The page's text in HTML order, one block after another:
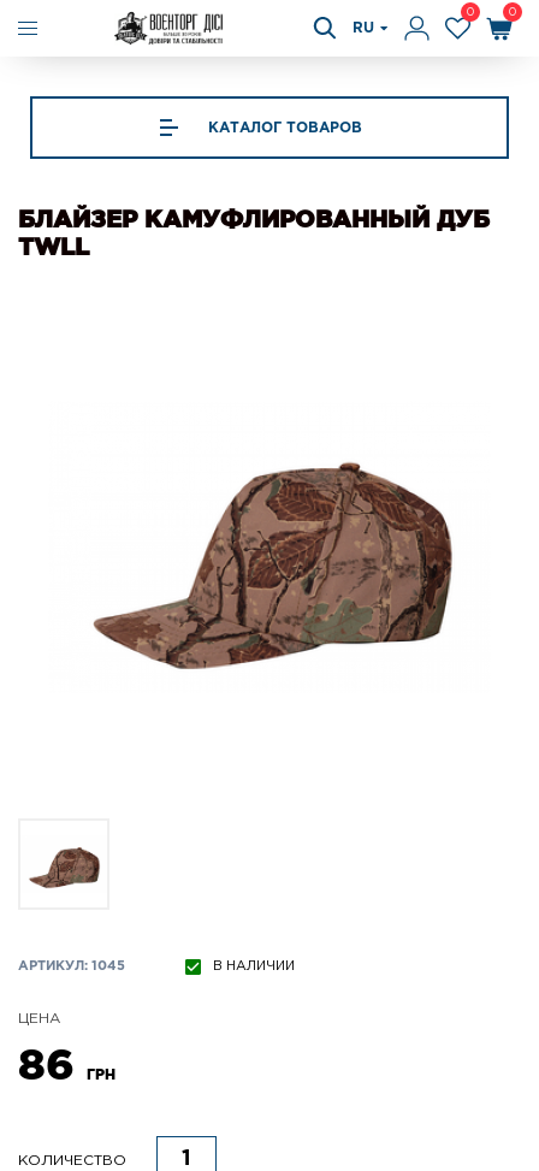
RU
0 0
КАТАЛОГ ТОВАРОВ
БЛАЙЗЕР КАМУФЛИРОВАННЫЙ ДУБ
TWLL
АРТИКУЛ: 1045 В НАЛИЧИИ
ЦЕНА
86 ГРН
КОЛИЧЕСТВО